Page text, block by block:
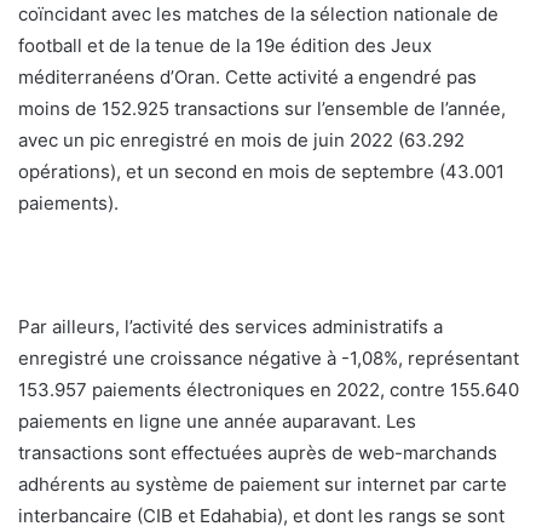
coïncidant avec les matches de la sélection nationale de
football et de la tenue de la 19e édition des Jeux
méditerranéens d’Oran. Cette activité a engendré pas
moins de 152.925 transactions sur l’ensemble de l’année,
avec un pic enregistré en mois de juin 2022 (63.292
opérations), et un second en mois de septembre (43.001
paiements).
Par ailleurs, l’activité des services administratifs a
enregistré une croissance négative à -1,08%, représentant
153.957 paiements électroniques en 2022, contre 155.640
paiements en ligne une année auparavant. Les
transactions sont effectuées auprès de web-marchands
adhérents au système de paiement sur internet par carte
interbancaire (CIB et Edahabia), et dont les rangs se sont